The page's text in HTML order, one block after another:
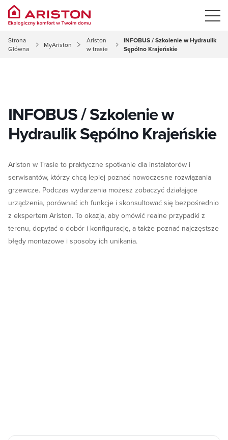
Strona
Główna
MyAriston
Ariston
w trasie
INFOBUS / Szkolenie w Hydraulik
Sępólno Krajeńskie
INFOBUS / Szkolenie w
Hydraulik Sępólno Krajeńskie
Ariston w Trasie to praktyczne spotkanie dla instalatorów i
serwisantów, którzy chcą lepiej poznać nowoczesne rozwiązania
grzewcze. Podczas wydarzenia możesz zobaczyć działające
urządzenia, porównać ich funkcje i skonsultować się bezpośrednio
z ekspertem Ariston. To okazja, aby omówić realne przypadki z
terenu, dopytać o dobór i konfigurację, a także poznać najczęstsze
błędy montażowe i sposoby ich unikania.